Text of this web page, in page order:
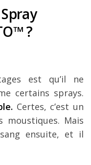
?
est qu’il ne
certains sprays.
Certes, c’est un
moustiques. Mais
ensuite, et il